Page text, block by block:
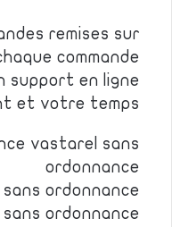
remises sur
commande
support en ligne
et votre temps
vastarel sans
ordonnance
ordonnance
ordonnance